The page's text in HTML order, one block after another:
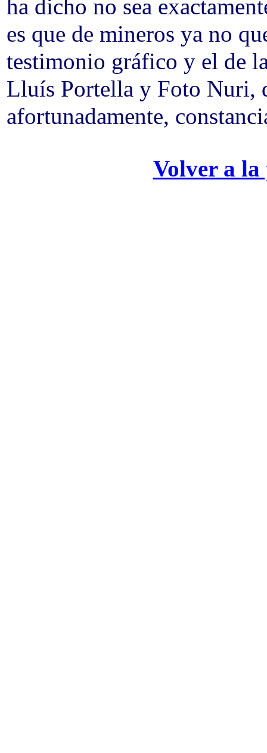
ha dicho no sea
es que de mineros ya no
testimonio gráfico y el de
Lluís Portella y Foto Nuri,
afortunadamente,
Volver a